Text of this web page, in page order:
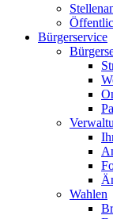
Bürgerservice
Wahlen